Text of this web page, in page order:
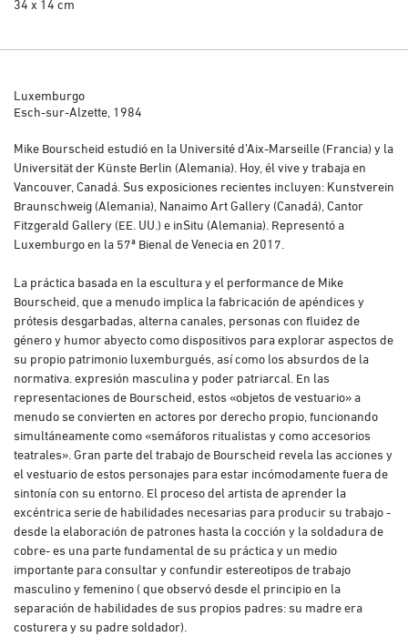
Luxemburgo
Esch-sur-Alzette, 1984
Mike Bourscheid estudió en la Université d’Aix-Marseille (Francia) y la
Universität der Künste Berlin (Alemania). Hoy, él vive y trabaja en
Vancouver, Canadá. Sus exposiciones recientes incluyen: Kunstverein
Braunschweig (Alemania), Nanaimo Art Gallery (Canadá), Cantor
Fitzgerald Gallery (EE. UU.) e inSitu (Alemania). Representó a
Luxemburgo en la 57ª Bienal de Venecia en 2017.
La práctica basada en la escultura y el performance de Mike
Bourscheid, que a menudo implica la fabricación de apéndices y
prótesis desgarbadas, alterna canales, personas con fluidez de
género y humor abyecto como dispositivos para explorar aspectos de
su propio patrimonio luxemburgués, así como los absurdos de la
normativa. expresión masculina y poder patriarcal. En las
representaciones de Bourscheid, estos «objetos de vestuario» a
menudo se convierten en actores por derecho propio, funcionando
simultáneamente como «semáforos ritualistas y como accesorios
teatrales». Gran parte del trabajo de Bourscheid revela las acciones y
el vestuario de estos personajes para estar incómodamente fuera de
sintonía con su entorno. El proceso del artista de aprender la
excéntrica serie de habilidades necesarias para producir su trabajo -
desde la elaboración de patrones hasta la cocción y la soldadura de
cobre- es una parte fundamental de su práctica y un medio
importante para consultar y confundir estereotipos de trabajo
masculino y femenino ( que observó desde el principio en la
separación de habilidades de sus propios padres: su madre era
costurera y su padre soldador).